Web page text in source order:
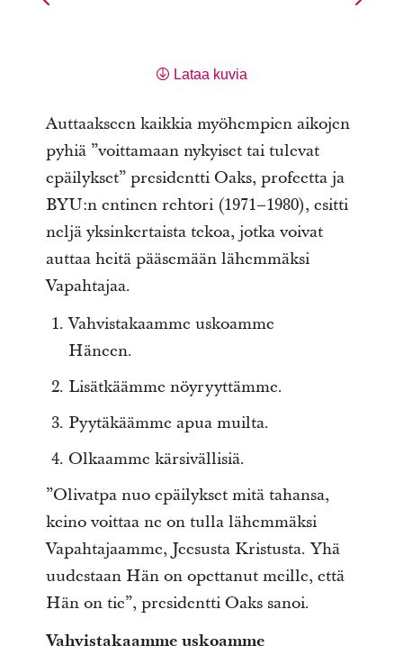
Lataa kuvia
Auttaakseen kaikkia myöhempien aikojen
pyhiä ”voittamaan nykyiset tai tulevat
epäilykset” presidentti Oaks, profeetta ja
BYU:n entinen rehtori (1971–1980), esitti
neljä yksinkertaista tekoa, jotka voivat
auttaa heitä pääsemään lähemmäksi
Vapahtajaa.
Vahvistakaamme uskoamme
Häneen.
Lisätkäämme nöyryyttämme.
Pyytäkäämme apua muilta.
Olkaamme kärsivällisiä.
”Olivatpa nuo epäilykset mitä tahansa,
keino voittaa ne on tulla lähemmäksi
Vapahtajaamme, Jeesusta Kristusta. Yhä
uudestaan Hän on opettanut meille, että
Hän on tie”, presidentti Oaks sanoi.
Vahvistakaamme uskoamme